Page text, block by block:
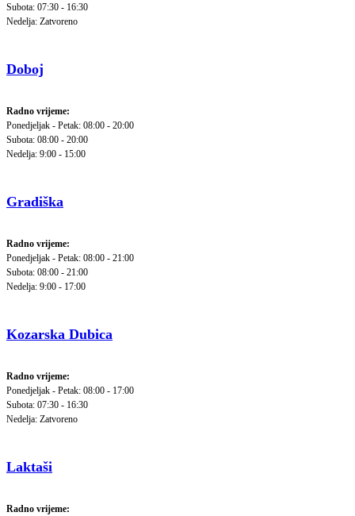
Subota: 07:30 - 16:30
Nedelja: Zatvoreno
Doboj
Radno vrijeme:
Ponedjeljak - Petak: 08:00 - 20:00
Subota: 08:00 - 20:00
Nedelja: 9:00 - 15:00
Gradiška
Radno vrijeme:
Ponedjeljak - Petak: 08:00 - 21:00
Subota: 08:00 - 21:00
Nedelja: 9:00 - 17:00
Kozarska Dubica
Radno vrijeme:
Ponedjeljak - Petak: 08:00 - 17:00
Subota: 07:30 - 16:30
Nedelja: Zatvoreno
Laktaši
Radno vrijeme: